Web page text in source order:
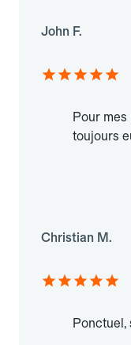
John F.
Pour mes
toujours
Christian M.
Ponctuel,